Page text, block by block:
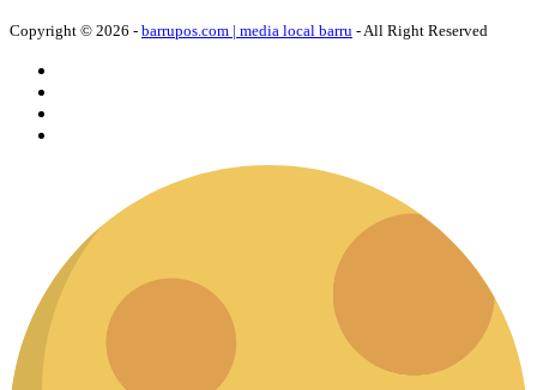
Copyright © 2026 - barrupos.com | media local barru - All Right Reserved